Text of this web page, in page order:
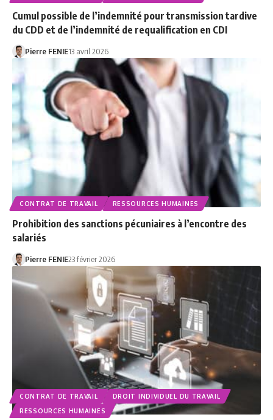
Cumul possible de l’indemnité pour transmission tardive
du CDD et de l’indemnité de requalification en CDI
Pierre FENIE13 avril 2026
CONTRAT DE TRAVAIL RESSOURCES HUMAINES
Prohibition des sanctions pécuniaires à l’encontre des
salariés
Pierre FENIE23 février 2026
CONTRAT DE TRAVAIL
DROIT INDIVIDUEL DU TRAVAIL
RESSOURCES HUMAINES